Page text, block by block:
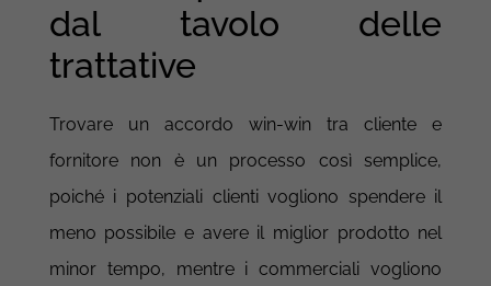
dal tavolo delle
trattative
Trovare un accordo win-win tra cliente e
fornitore non è un processo così semplice,
poiché i potenziali clienti vogliono spendere il
meno possibile e avere il miglior prodotto nel
minor tempo, mentre i commerciali vogliono